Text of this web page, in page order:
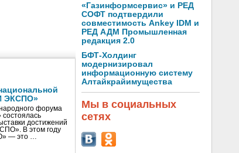
ЭКСПО»
форума
состоялась
достижений
В этом году
— это …
«Газинформсервис» и РЕД
СОФТ подтвердили
совместимость Ankey IDM и
РЕД АДМ Промышленная
редакция 2.0
БФТ-Холдинг
модернизировал
информационную систему
Алтайкрайимущества
Мы в социальных
сетях